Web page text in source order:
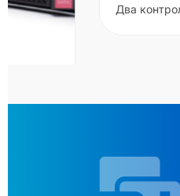
Два контроллера 16Gb